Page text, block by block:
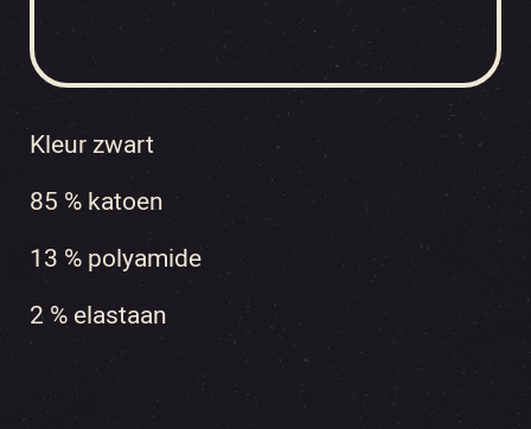
Kleur zwart
85 % katoen
13 % polyamide
2 % elastaan